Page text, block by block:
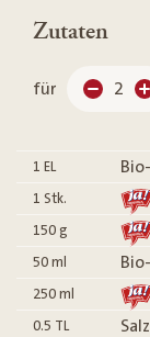
Zutaten
für 2
1 EL
1 Stk.
150 g
50 ml
250 ml
0.5 TL Salz